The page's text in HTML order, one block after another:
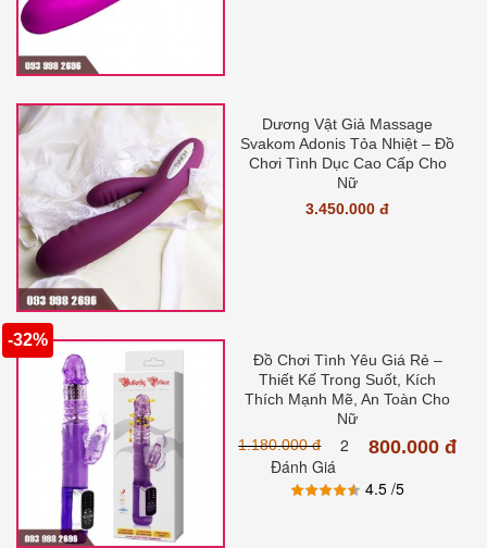
Dương Vật Giả Massage
Svakom Adonis Tỏa Nhiệt – Đồ
Chơi Tình Dục Cao Cấp Cho
Nữ
3.450.000 đ
Đồ Chơi Tình Yêu Giá Rẻ –
Thiết Kế Trong Suốt, Kích
Thích Mạnh Mẽ, An Toàn Cho
Nữ
1.180.000 đ
800.000 đ
-32%
2
Đánh Giá
4.5/5